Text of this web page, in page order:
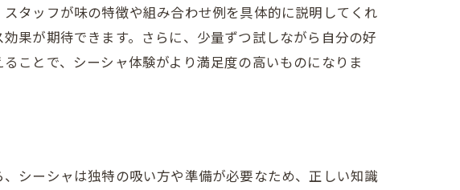
度の高さ
カフェ発見
タッフが味の特徴や組み合わせ例を具体的に説明してくれ
果が期待できます。さらに、少量ずつ試しながら自分の好
ことで、シーシャ体験がより満足度の高いものになりま
シーシャは独特の吸い方や準備が必要なため、正しい知識